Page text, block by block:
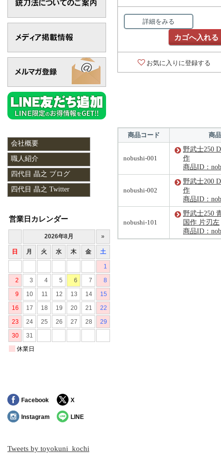
詳細をみる
カゴへ入れる
お気に入りに登録する
商品コード 商
nobushi-001
野武士250
作
商品ID：
nobushi-002
野武士200
作
商品ID：
nobushi-101
野武士250
国作 片刃左
商品ID：
会社概要
職人紹介
四代目 晶之 ブログ
四代目 晶之 Twitter
営業日カレンダー
Facebook X
Instagram LINE
Tweets by toyokuni_kochi